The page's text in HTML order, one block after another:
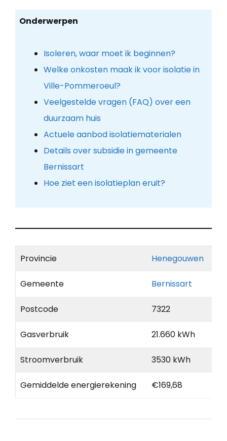
Onderwerpen
Isoleren, waar moet ik beginnen?
Welke onkosten maak ik voor isolatie in
Ville-Pommeroeul?
Veelgestelde vragen (FAQ) over een
duurzaam huis
Actuele aanbod isolatiematerialen
Details over subsidie in gemeente
Bernissart
Hoe ziet een isolatieplan eruit?
Provincie Henegouwen
Gemeente Bernissart
Postcode 7322
Gasverbruik 21.660 kWh
Stroomverbruik 3530 kWh
Gemiddelde energierekening €169,68